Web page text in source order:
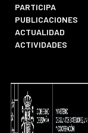
PARTICIPA
PUBLICACIONES
ACTUALIDAD
ACTIVIDADES